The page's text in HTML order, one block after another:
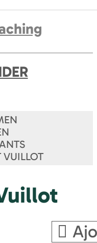
VUILLOT